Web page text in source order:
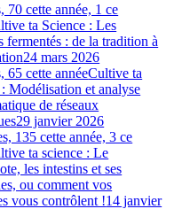
70 cette année, 1 ce
ta Science : Les
fermentés : de la tradition à
24 mars 2026
65 cette annéeCultive ta
Modélisation et analyse
de réseaux
29 janvier 2026
135 cette année, 3 ce
ta science : Le
les intestins et ses
ou comment vos
vous contrôlent !14 janvier